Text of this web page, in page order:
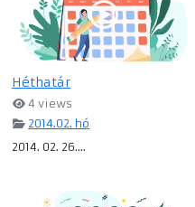
Héthatár
4 views
2014.02. hó
2014. 02. 26....